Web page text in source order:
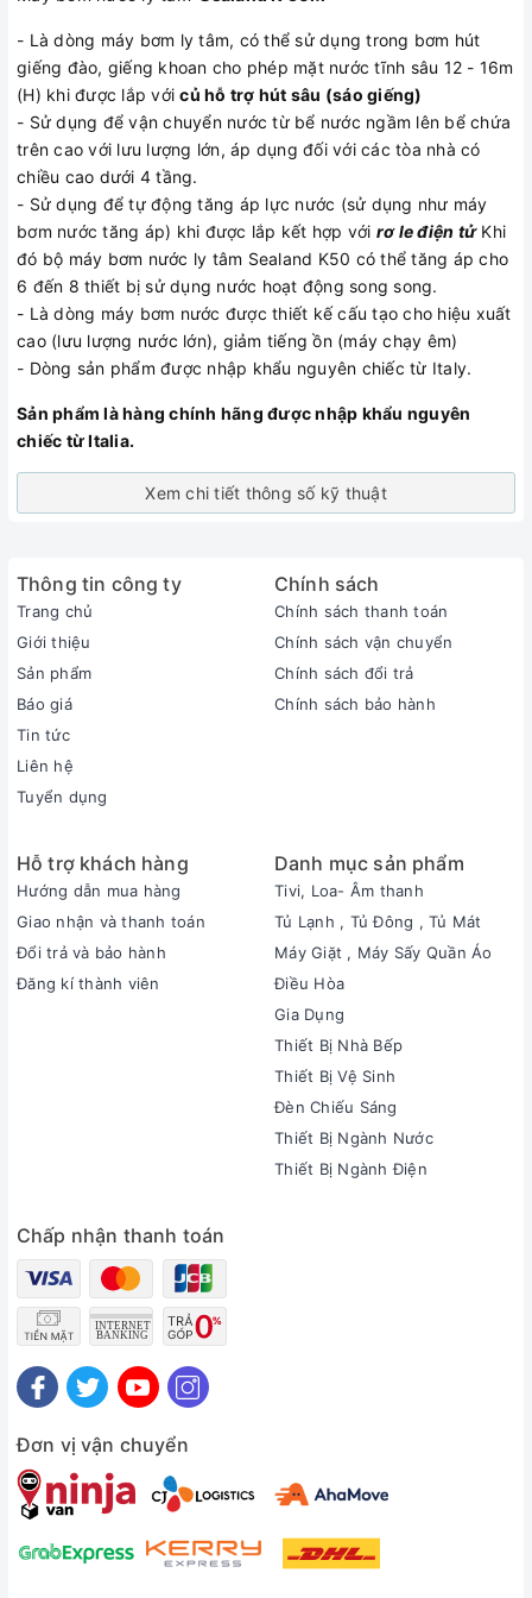
- Là dòng máy bơm ly tâm, có thể sử dụng trong bơm hút
giếng đào, giếng khoan cho phép mặt nước tĩnh sâu 12 - 16m
(H) khi được lắp vớicủ hỗ trợ hút sâu (sáo giếng)
- Sử dụng để vận chuyển nước từ bể nước ngầm lên bể chứa
trên cao với lưu lượng lớn, áp dụng đối với các tòa nhà có
chiều cao dưới 4 tầng.
- Sử dụng để tự động tăng áp lực nước (sử dụng như máy
bơm nước tăng áp) khi được lắp kết hợp với rơ le điện tửKhi
đó bộ máy bơm nước ly tâm Sealand K50 có thể tăng áp cho
6 đến 8 thiết bị sử dụng nước hoạt động song song.
- Là dòng máy bơm nước được thiết kế cấu tạo cho hiệu xuất
cao (lưu lượng nước lớn), giảm tiếng ồn (máy chạy êm)
- Dòng sản phẩm được nhập khẩu nguyên chiếc từ Italy.
Sản phẩm là hàng chính hãng được nhập khẩu nguyên
chiếc từ Italia.
Xem chi tiết thông số kỹ thuật
Thông tin công ty
Trang chủ
Giới thiệu
Sản phẩm
Báo giá
Tin tức
Liên hệ
Tuyển dụng
Chính sách
Chính sách thanh toán
Chính sách vận chuyển
Chính sách đổi trả
Chính sách bảo hành
Hỗ trợ khách hàng
Hướng dẫn mua hàng
Giao nhận và thanh toán
Đổi trả và bảo hành
Đăng kí thành viên
Danh mục sản phẩm
Tivi, Loa- Âm thanh
Tủ Lạnh , Tủ Đông , Tủ Mát
Máy Giặt , Máy Sấy Quần Áo
Điều Hòa
Gia Dụng
Thiết Bị Nhà Bếp
Thiết Bị Vệ Sinh
Đèn Chiếu Sáng
Thiết Bị Ngành Nước
Thiết Bị Ngành Điện
Chấp nhận thanh toán
Đơn vị vận chuyển